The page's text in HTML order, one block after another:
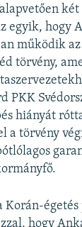
egyik, hogy
működik
törvény,
PKK
hiányát
a törvény
Korán-égetés
hogy